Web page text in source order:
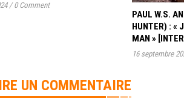
/ 0 Comment
PAUL W.S.
HUNTER) : «
MAN »
16 septembre
UN COMMENTAIRE